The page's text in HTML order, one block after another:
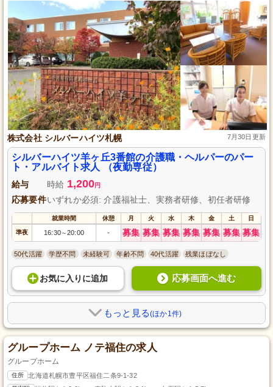
株式会社 シルバーハイツ札幌 7月30日更新
シルバーハイツ羊ヶ丘3番館の介護職・ヘルパーのパー
ト・アルバイト求人 （夜勤専従）
給与 時給 1,200円
応募要件いずれか必須: 介護福祉士、実務者研修、初任者研修
就業時間 休憩 月 火 水 木 金 土 日
準夜 16:30～20:00 - 募集 募集 募集 募集 募集 募集 募集
50代活躍 学歴不問 未経験可 年齢不問 40代活躍 残業ほぼなし
お気に入り に追加 応募画面へ進む
もっと見る(ほか1件)
グループホーム ノテ福住の求人
グループホーム
住所 北海道札幌市豊平区福住二条9-1-32